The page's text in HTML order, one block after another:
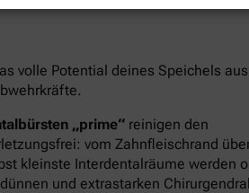
volle Potential deines Speichels
„prime“ reinigen den
vom Zahnfleischrand
kleinste Interdentalräume werden
und extrastarken